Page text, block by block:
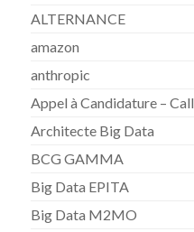
ALTERNANCE
amazon
anthropic
Appel à Candidature – Call
Architecte Big Data
BCG GAMMA
Big Data EPITA
Big Data M2MO